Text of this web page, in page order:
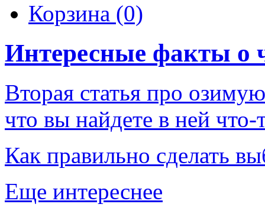
Корзина (0)
Интересные факты о
Вторая статья про
что вы найдете в ней что-
Как правильно сделать
Еще интереснее